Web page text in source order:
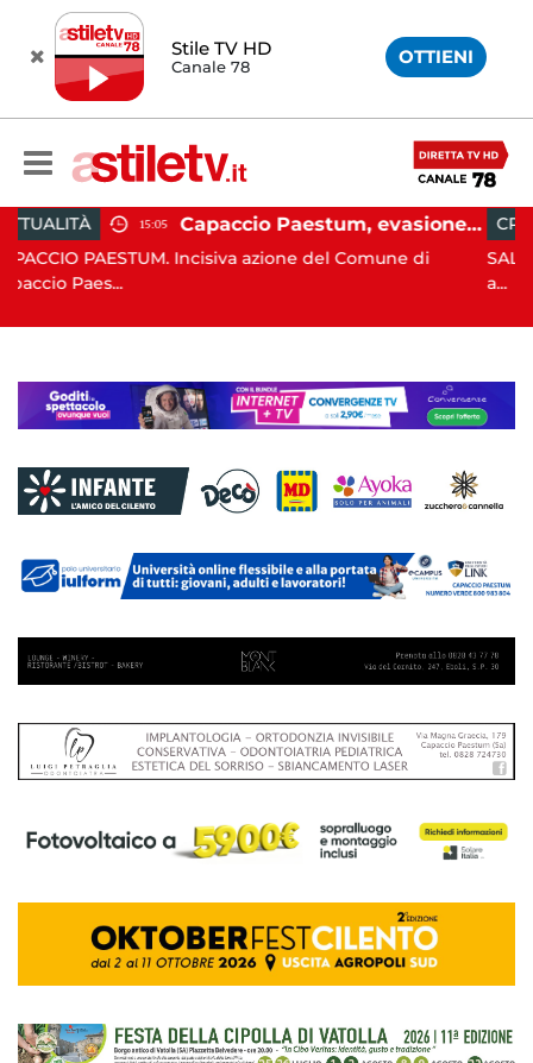
Stile TV HD
Canale 78 OTTIENI
Capaccio Paestum, evasione tassa di soggiorno: scoperte 49 strutture fantasma, elevate 132 sanzioni
azione del Comune di
CRONACA 13:55
SALERNO. E' stato scoperto